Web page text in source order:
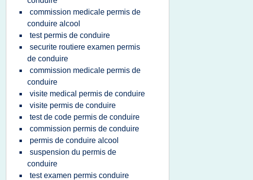
commission medicale permis de
conduire alcool
test permis de conduire
securite routiere examen permis
de conduire
commission medicale permis de
conduire
visite medical permis de conduire
visite permis de conduire
test de code permis de conduire
commission permis de conduire
permis de conduire alcool
suspension du permis de
conduire
test examen permis conduire